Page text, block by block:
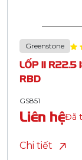
Greenstone
LỐP 11
RBD
GS851
Liên hệĐã
Chi tiết